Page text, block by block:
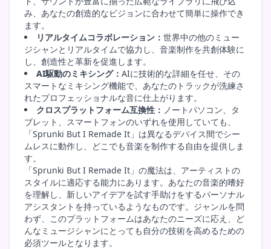
み、あなたの創造的なビジョンに合わせて簡単に操作でき
ます。
リアルタイムコラボレーション： 世界中の他のミュー
ジシャンとリアルタイムで協力し、音楽制作を共創体験に
し、創造性と革新を促進します。
AI駆動のミキシング： AIに技術的な詳細を任せ、その
スマートなミキシング機能で、あなたのトラックが洗練さ
れたプロフェッショナルな音に仕上がります。
クロスプラットフォーム互換性： ノートパソコン、タ
ブレット、スマートフォンのいずれを使用していても、
「Sprunki But I Remade It」は異なるデバイス間でシー
ムレスに動作し、どこでも音楽を制作する自由を提供しま
す。
「Sprunki But I Remade It」の魔法は、アーティストの
スタイルに適応する能力にあります。あなたの音楽的嗜好
を理解し、新しいアイデアを試す手助けをするパーソナル
アシスタントを持っているようなものです。ジャンルを問
わず、このプラットフォームはあなたのニーズに応え、ど
んなミュージシャンにとっても自分の技術を高めるための
必須ツールとなります。